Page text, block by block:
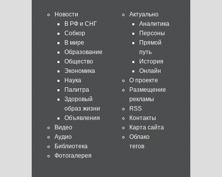
Новости
В РФ и СНГ
Собкор
В мире
Образование
Общество
Экономика
Наука
Палитра
Здоровый
образ жизни
Объявления
Видео
Аудио
Библиотека
Фотогалерея
Актуально
Аналитика
Персоны
Прямой
путь
История
Онлайн
О проекте
Размещение
рекламы
RSS
Контакты
Карта сайта
Облако
тегов